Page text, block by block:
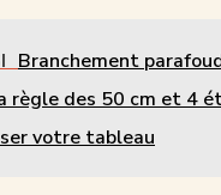
Branchement
règle des 50 cm et 4
votre tableau